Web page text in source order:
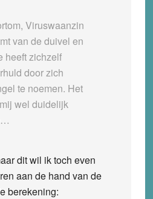
Viruswaanzin
van de duivel en
heeft zichzelf
door zich
te noemen. Het
wel duidelijk
dit wil ik toch even
aan de hand van de
berekening: